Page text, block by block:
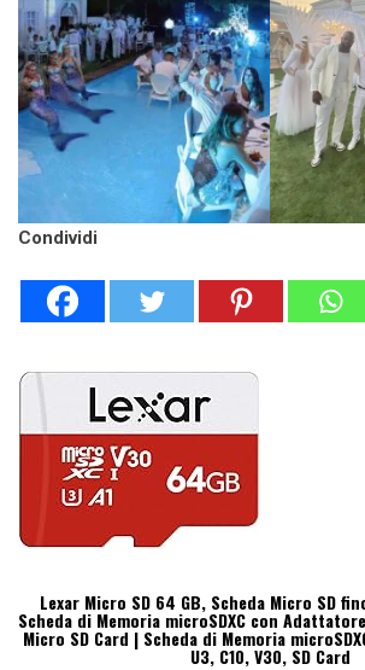
Condividi
Lexar Micro SD 64 GB, Scheda Micro SD
Scheda di Memoria microSDXC con Adattatore
Micro SD Card | Scheda di Memoria
U3, C10, V30, SD Card